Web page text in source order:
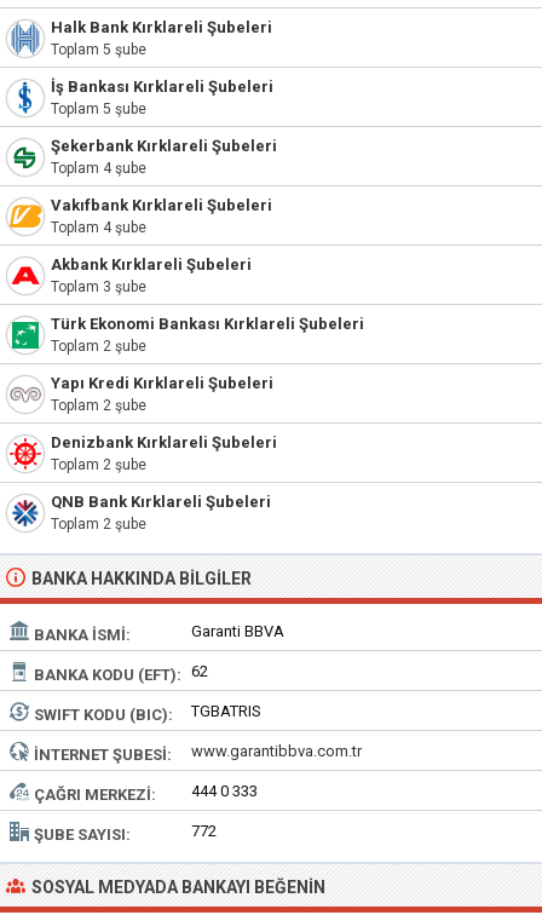
Halk Bank Kırklareli Şubeleri
Toplam 5 şube
İş Bankası Kırklareli Şubeleri
Toplam 5 şube
Şekerbank Kırklareli Şubeleri
Toplam 4 şube
Vakıfbank Kırklareli Şubeleri
Toplam 4 şube
Akbank Kırklareli Şubeleri
Toplam 3 şube
Türk Ekonomi Bankası Kırklareli Şubeleri
Toplam 2 şube
Yapı Kredi Kırklareli Şubeleri
Toplam 2 şube
Denizbank Kırklareli Şubeleri
Toplam 2 şube
QNB Bank Kırklareli Şubeleri
Toplam 2 şube
BANKA HAKKINDA BILGILER
BANKA İSMI: Garanti BBVA
BANKA KODU (EFT): 62
SWIFT KODU (BIC): TGBATRIS
İNTERNET ŞUBESI: www.garantibbva.com.tr
ÇAĞRI MERKEZI: 444 0 333
ŞUBE SAYISI: 772
SOSYAL MEDYADA BANKAYI BEĞENIN